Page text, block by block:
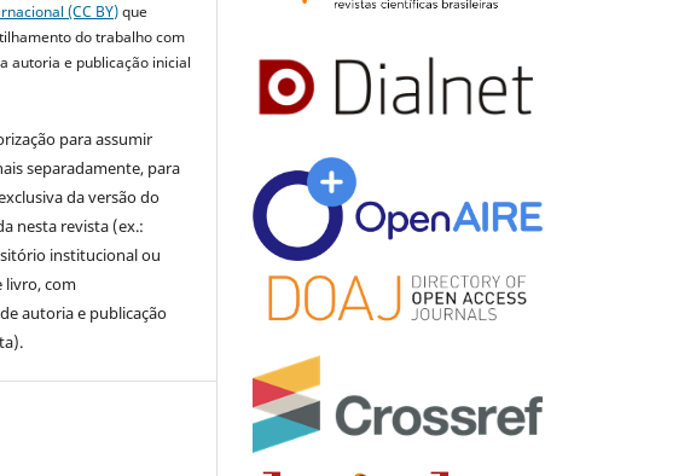
(CC BY)que
do trabalho com
autoria e publicação inicial
para assumir
separadamente, para
da versão do
nesta revista (ex.:
institucional ou
livro, com
autoria e publicação